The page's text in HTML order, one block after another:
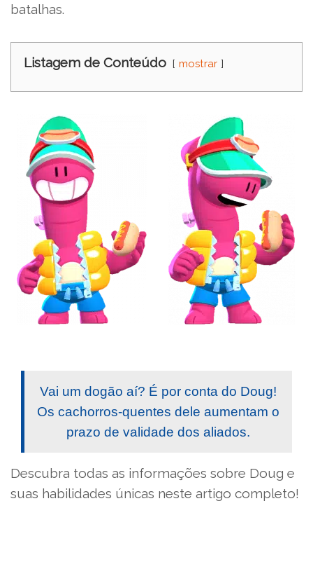
batalhas.
Listagem de Conteúdo mostrar
Vai um dogão aí? É por conta do Doug!
Os cachorros-quentes dele aumentam o
prazo de validade dos aliados.
Descubra todas as informações sobre Doug e
suas habilidades únicas neste artigo completo!